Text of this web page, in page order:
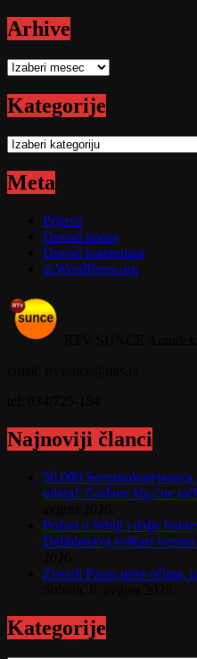
Arhive
Arhive
Kategorije
Kategorije
Meta
Prijava
Dovod unosa
Dovod komentara
sr.WordPress.org
Najnoviji članci
50.000
udara!; Gađane ključne
Požari u Srbiji i dalje
Deliblatskoj peščari
Zvezdi Pazar pred očima,
Kategorije